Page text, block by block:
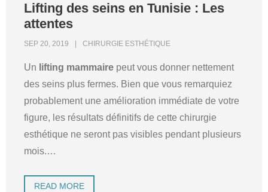
Lifting des seins en Tunisie : Les
attentes
SEP 20, 2019 CHIRURGIE ESTHÉTIQUE
Un lifting mammaire peut vous donner nettement
des seins plus fermes. Bien que vous remarquiez
probablement une amélioration immédiate de votre
figure, les résultats définitifs de cette chirurgie
esthétique ne seront pas visibles pendant plusieurs
mois.…
READ MORE